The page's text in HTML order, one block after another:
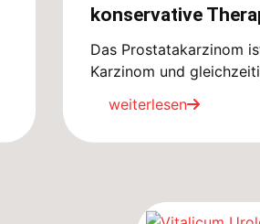
konservative
Das Prostatakarzinom
Karzinom und
weiterlesen